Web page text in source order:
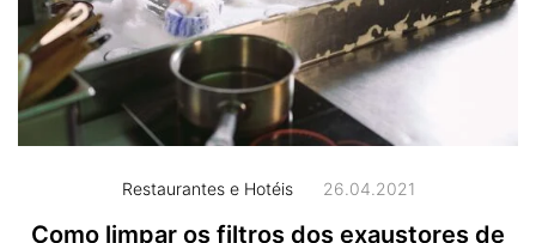
Restaurantes e Hotéis 26.04.2021
Como limpar os filtros dos exaustores de